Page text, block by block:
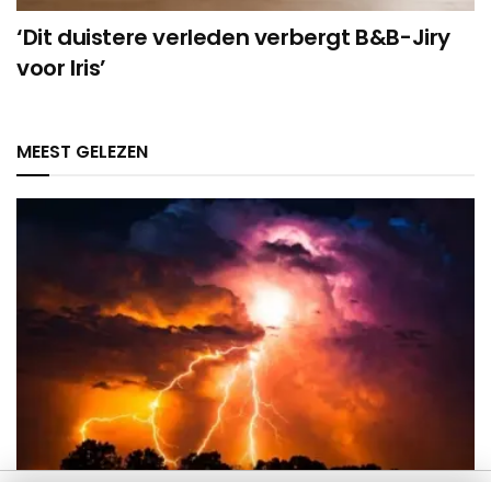
‘Dit duistere verleden verbergt B&B-Jiry
voor Iris’
MEEST GELEZEN